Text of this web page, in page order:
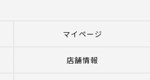
マイページ
店舗情報